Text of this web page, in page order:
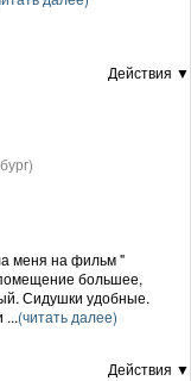
Действия ▼
меня на фильм "
большее,
Сидушки удобные.
...(читать далее)
Действия ▼